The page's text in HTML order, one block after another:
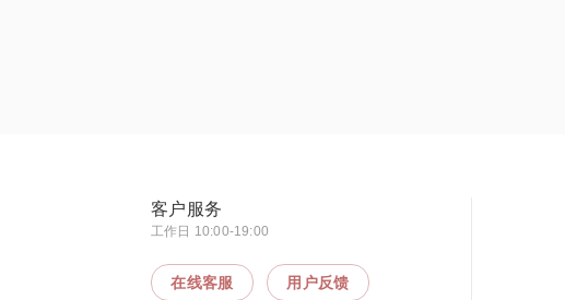
客户服务
工作日 10:00-19:00
在线客服 用户反馈